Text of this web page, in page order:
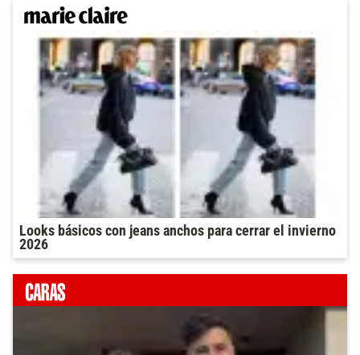
Looks básicos con jeans anchos para cerrar el invierno
2026